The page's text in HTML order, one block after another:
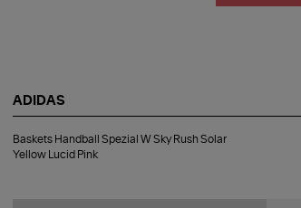
ADIDAS
Handball
Spezial
Baskets Handball Spezial W Sky Rush Solar
Yellow Lucid Pink